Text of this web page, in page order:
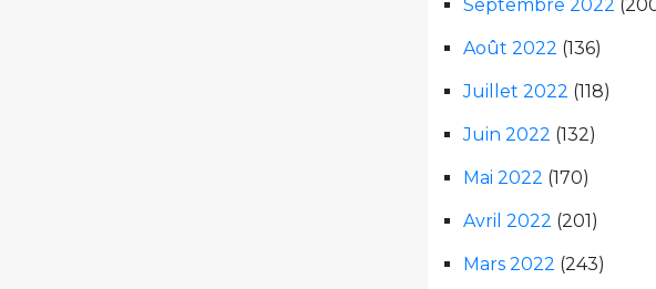
Septembre 2022
Août 2022 (136)
Juillet 2022 (118)
Juin 2022 (132)
Mai 2022 (170)
Avril 2022 (201)
Mars 2022 (243)